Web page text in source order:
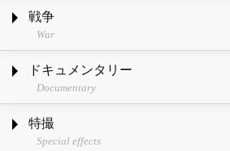
戦争
War
ドキュメンタリー
Documentary
特撮
Special effects